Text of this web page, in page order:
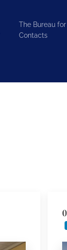
The Bureau
Contacts